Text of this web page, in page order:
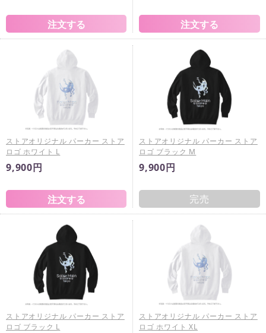
ストアオリジナル パーカー ストア
ロゴ ホワイト L
9,900円
ストアオリジナル パーカー ストア
ロゴ ブラック M
9,900円
完売
ストアオリジナル パーカー ストア
ロゴ ブラック L
ストアオリジナル パーカー ストア
ロゴ ホワイト XL